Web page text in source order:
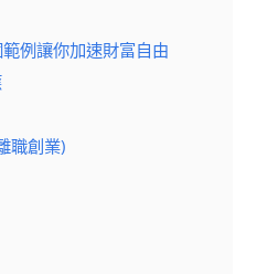
例讓你加速財富自由
職創業)